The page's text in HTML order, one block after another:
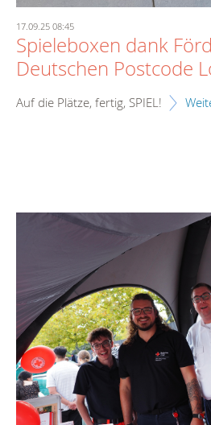
17.09.25 08:45
Spieleboxen dank
Deutschen Postcode
Auf die Plätze, fertig, SPIEL!